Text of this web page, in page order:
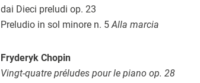
dai Dieci preludi op. 23
Preludio in sol minore n. 5Alla marcia
Fryderyk Chopin
Vingt-quatre préludes pour le piano op. 28